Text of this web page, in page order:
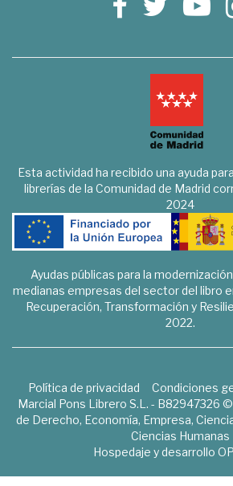
Esta actividad ha recibido una ayuda
librerías de la Comunidad de Madrid
2024
Ayudas públicas para la
medianas empresas del sector del libro
Recuperación, Transformación y
2022.
Política de privacidad Condiciones
Marcial Pons Librero S.L. - B82947326
de Derecho, Economía, Empresa,
Ciencias Humanas
Hospedaje y desarrollo